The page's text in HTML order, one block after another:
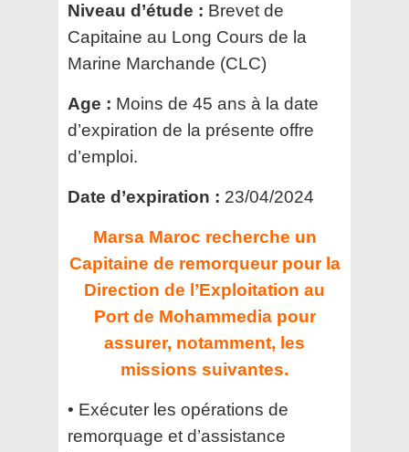
Niveau d’étude : Brevet de
Capitaine au Long Cours de la
Marine Marchande (CLC)
Age : Moins de 45 ans à la date
d’expiration de la présente offre
d’emploi.
Date d’expiration : 23/04/2024
Marsa Maroc recherche un
Capitaine de remorqueur pour la
Direction de l’Exploitation au
Port de Mohammedia pour
assurer, notamment, les
missions suivantes.
• Exécuter les opérations de
remorquage et d’assistance